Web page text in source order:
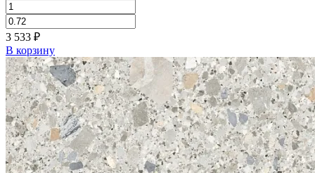
3 533 ₽
В корзину